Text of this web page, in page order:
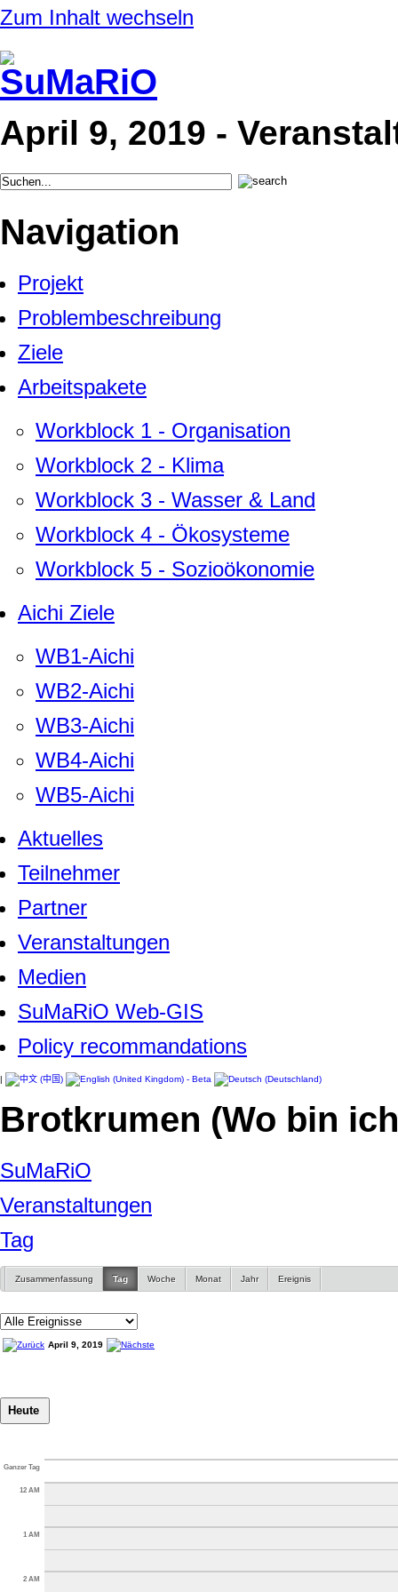
Zum Inhalt wechseln
April 9, 2019 -
Navigation
Projekt
Problembeschreibung
Ziele
Arbeitspakete
Workblock 1 - Organisation
Workblock 2 - Klima
Workblock 3 - Wasser & Land
Workblock 4 - Ökosysteme
Workblock 5 - Sozioökonomie
Aichi Ziele
WB1-Aichi
WB2-Aichi
WB3-Aichi
WB4-Aichi
WB5-Aichi
Aktuelles
Teilnehmer
Partner
Veranstaltungen
Medien
SuMaRiO Web-GIS
Policy recommandations
|
Brotkrumen (Wo bin
SuMaRiO
Veranstaltungen
Tag
Zusammenfassung Tag Woche Monat Jahr Ereignis
April 9, 2019
Ganzer Tag
12 AM
1 AM
2 AM